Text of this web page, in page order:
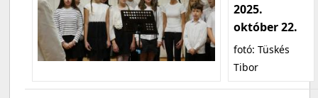
2025.
október 22.
fotó: Tüskés
Tibor